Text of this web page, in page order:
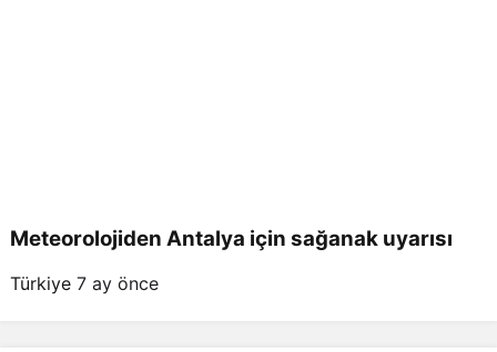
Meteorolojiden Antalya için sağanak uyarısı
Türkiye 7 ay önce